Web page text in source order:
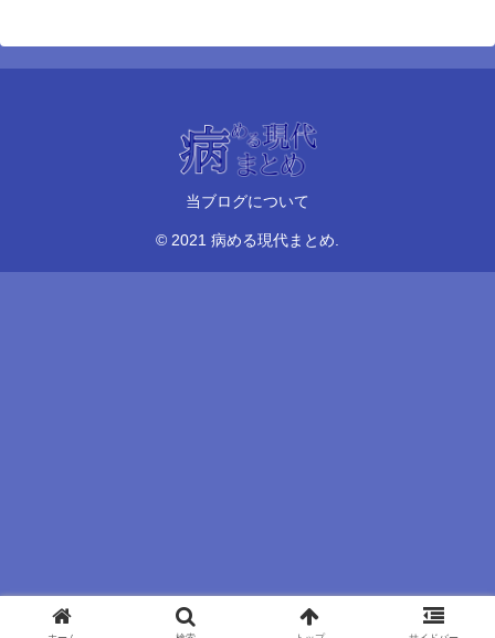
当ブログについて
© 2021 病める現代まとめ.